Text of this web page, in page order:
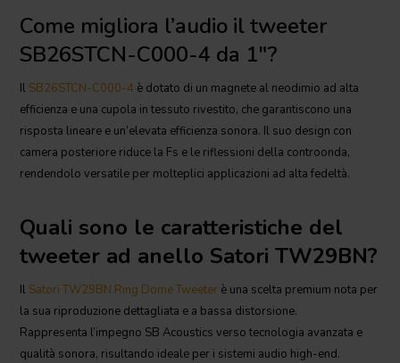
Come migliora l’audio il tweeter
SB26STCN-C000-4 da 1"?
Il SB26STCN-C000-4 è dotato di un magnete al neodimio ad alta
efficienza e una cupola in tessuto rivestito, che garantiscono una
risposta lineare e un’elevata efficienza sonora. Il suo design con
camera posteriore riduce la Fs e le riflessioni della controonda,
rendendolo versatile per molteplici applicazioni ad alta fedeltà.
Quali sono le caratteristiche del
tweeter ad anello Satori TW29BN?
Il Satori TW29BN Ring Dome Tweeter è una scelta premium nota per
la sua riproduzione dettagliata e a bassa distorsione.
Rappresenta l’impegno SB Acoustics verso tecnologia avanzata e
qualità sonora, risultando ideale per i sistemi audio high-end.